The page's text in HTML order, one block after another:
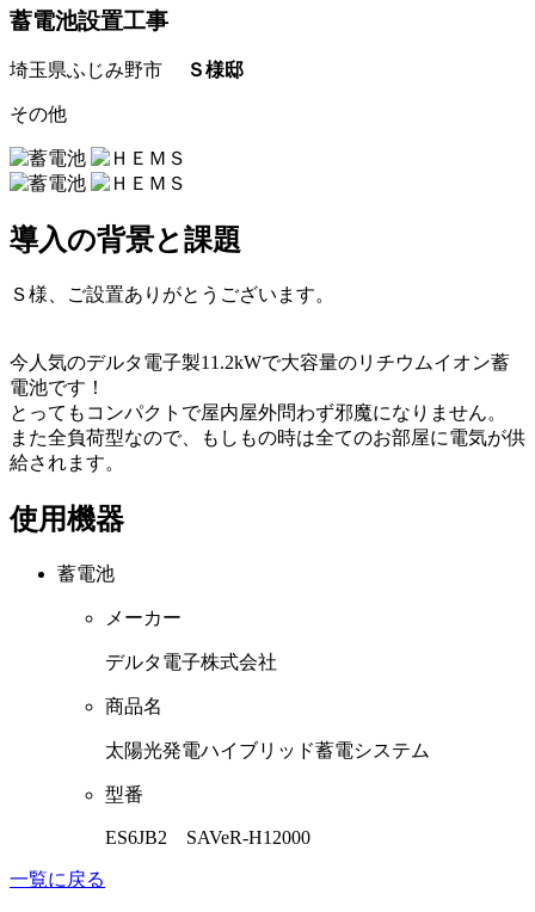
蓄電池設置工事
埼玉県ふじみ野市 Ｓ様邸
その他
導入の背景と課題
Ｓ様、ご設置ありがとうございます。
今人気のデルタ電子製11.2kWで大容量のリチウムイオン蓄
電池です！
とってもコンパクトで屋内屋外問わず邪魔になりません。
また全負荷型なので、もしもの時は全てのお部屋に電気が供
給されます。
使用機器
蓄電池
メーカー
デルタ電子株式会社
商品名
太陽光発電ハイブリッド蓄電システム
型番
ES6JB2 SAVeR-H12000
一覧に戻る